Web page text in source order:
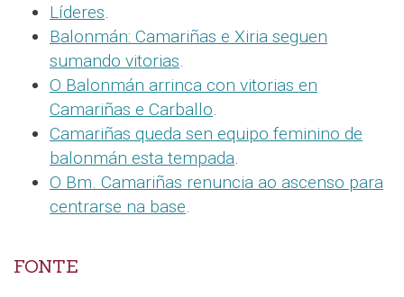
Líderes.
Balonmán: Camariñas e Xiria seguen
sumando vitorias.
O Balonmán arrinca con vitorias en
Camariñas e Carballo.
Camariñas queda sen equipo feminino de
balonmán esta tempada.
O Bm. Camariñas renuncia ao ascenso para
centrarse na base.
FONTE